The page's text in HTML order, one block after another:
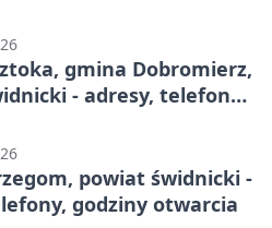
gmina Dobromierz,
- adresy, telefony,
powiat świdnicki -
godziny otwarcia